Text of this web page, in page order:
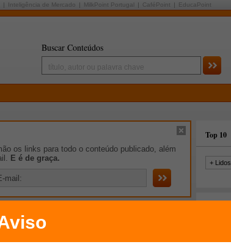
Inteligência de Mercado MilkPoint Portugal CaféPoint EducaPoint
Buscar Conteúdos
os links para todo o conteúdo publicado, além
E é de graça.
Top 10
+ Lidos